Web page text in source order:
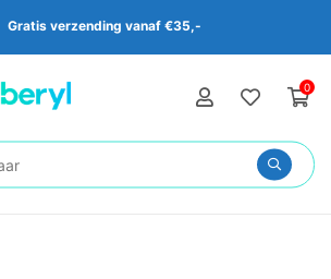
Gratis verzending vanaf €35,-
0